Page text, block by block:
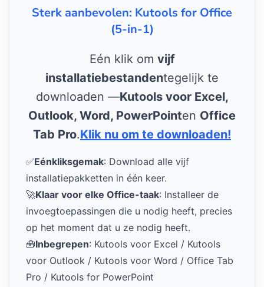
Sterk aanbevolen: Kutools for Office
(5-in-1)
Eén klik om vijf
installatiebestandentegelijk te
downloaden —Kutools voor Excel,
Outlook, Word, PowerPointen Office
Tab Pro.Klik nu om te downloaden!
✅Eénkliksgemak: Download alle vijf
installatiepakketten in één keer.
🚀Klaar voor elke Office-taak: Installeer de
invoegtoepassingen die u nodig heeft, precies
op het moment dat u ze nodig heeft.
🧰Inbegrepen: Kutools voor Excel / Kutools
voor Outlook / Kutools voor Word / Office Tab
Pro / Kutools for PowerPoint